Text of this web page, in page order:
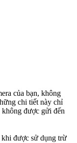
của bạn, không
chi tiết này chỉ
được gửi đến
được sử dụng trừ